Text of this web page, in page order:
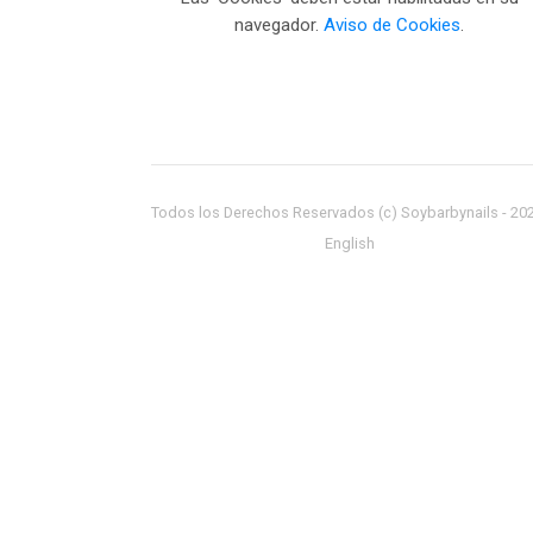
navegador. Aviso de Cookies.
Todos los Derechos Reservados (c) Soybarbynails -
English